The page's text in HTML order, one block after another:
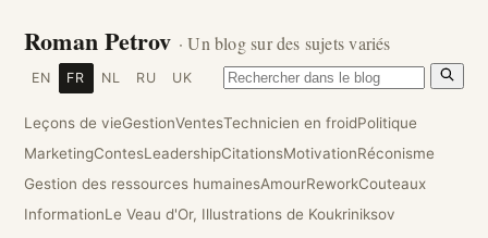
Roman Petrov · Un blog sur des sujets variés
EN FR NL RU UK
Leçons de vieGestionVentesTechnicien en froidPolitique
MarketingContesLeadershipCitationsMotivationRéconisme
Gestion des ressources humainesAmourReworkCouteaux
InformationLe Veau d'Or, Illustrations de Koukriniksov